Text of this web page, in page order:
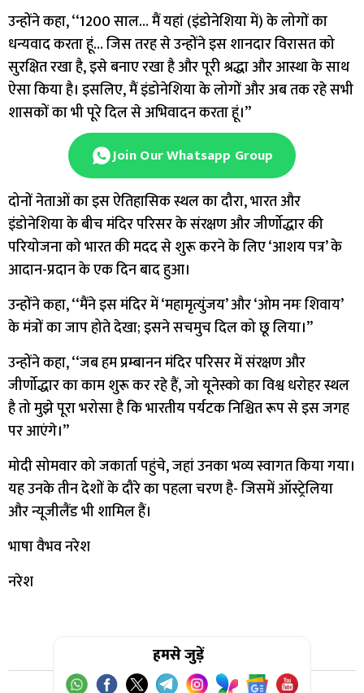
उन्होंने कहा, ‘‘1200 साल… मैं यहां (इंडोनेशिया में) के लोगों का
धन्यवाद करता हूं… जिस तरह से उन्होंने इस शानदार विरासत को
सुरक्षित रखा है, इसे बनाए रखा है और पूरी श्रद्धा और आस्था के साथ
ऐसा किया है। इसलिए, मैं इंडोनेशिया के लोगों और अब तक रहे सभी
शासकों का भी पूरे दिल से अभिवादन करता हूं।’’
Join Our Whatsapp Group
दोनों नेताओं का इस ऐतिहासिक स्थल का दौरा, भारत और
इंडोनेशिया के बीच मंदिर परिसर के संरक्षण और जीर्णोद्धार की
परियोजना को भारत की मदद से शुरू करने के लिए ‘आशय पत्र’ के
आदान-प्रदान के एक दिन बाद हुआ।
उन्होंने कहा, ‘‘मैंने इस मंदिर में ‘महामृत्युंजय’ और ‘ओम नमः शिवाय’
के मंत्रों का जाप होते देखा; इसने सचमुच दिल को छू लिया।’’
उन्होंने कहा, ‘‘जब हम प्रम्बानन मंदिर परिसर में संरक्षण और
जीर्णोद्धार का काम शुरू कर रहे हैं, जो यूनेस्को का विश्व धरोहर स्थल
है तो मुझे पूरा भरोसा है कि भारतीय पर्यटक निश्चित रूप से इस जगह
पर आएंगे।’’
मोदी सोमवार को जकार्ता पहुंचे, जहां उनका भव्य स्वागत किया गया।
यह उनके तीन देशों के दौरे का पहला चरण है- जिसमें ऑस्ट्रेलिया
और न्यूजीलैंड भी शामिल हैं।
भाषा वैभव नरेश
नरेश
हमसे जुड़ें